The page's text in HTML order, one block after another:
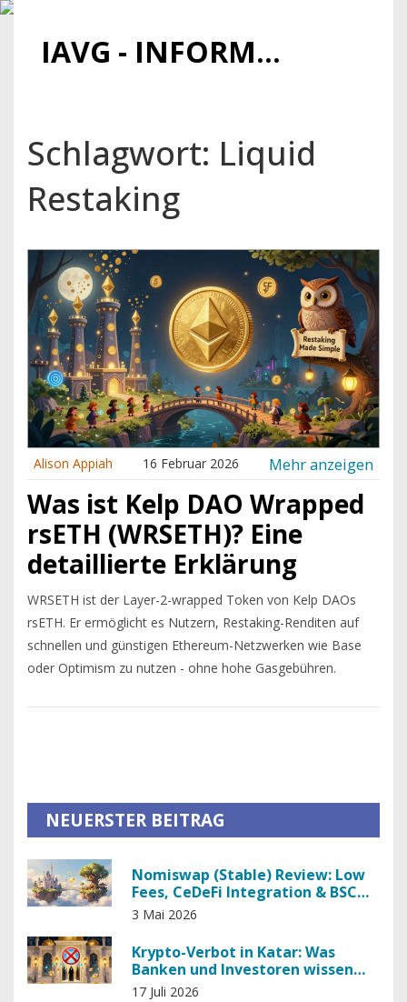
IAVG - INFORMATIONSARCHIV FÜR VIRTUELLE GELDER
Schlagwort: Liquid
Restaking
Alison Appiah 16 Februar 2026 Mehr anzeigen
Was ist Kelp DAO Wrapped
rsETH (WRSETH)? Eine
detaillierte Erklärung
WRSETH ist der Layer-2-wrapped Token von Kelp DAOs
rsETH. Er ermöglicht es Nutzern, Restaking-Renditen auf
schnellen und günstigen Ethereum-Netzwerken wie Base
oder Optimism zu nutzen - ohne hohe Gasgebühren.
NEUERSTER BEITRAG
Nomiswap (Stable) Review: Low
Fees, CeDeFi Integration & BSC
Trading
3 Mai 2026
Krypto-Verbot in Katar: Was
Banken und Investoren wissen
müssen
17 Juli 2026